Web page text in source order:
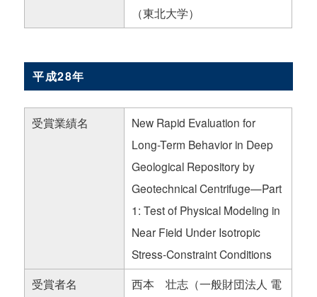
（東北大学）
平成28年
受賞業績名
New Rapid Evaluation for
Long-Term Behavior in Deep
Geological Repository by
Geotechnical Centrifuge—Part
1: Test of Physical Modeling in
Near Field Under Isotropic
Stress-Constraint Conditions
受賞者名
西本 壮志（一般財団法人 電